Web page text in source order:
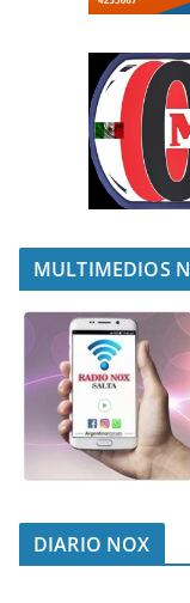
MULTIMEDIOS
DIARIO NOX